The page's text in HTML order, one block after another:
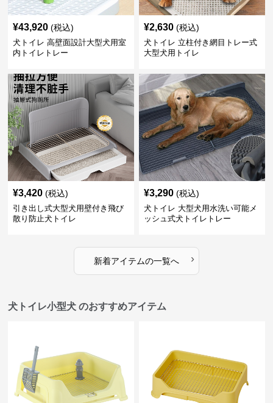
¥43,920 (税込)
犬トイレ 高壁面設計大型犬用室
内トイレトレー
¥2,630 (税込)
犬トイレ 立柱付き網目トレー式
大型犬用トイレ
¥3,420 (税込)
引き出し式大型犬用壁付き飛び
散り防止犬トイレ
¥3,290 (税込)
犬トイレ 大型犬用水洗い可能メ
ッシュ式犬トイレトレー
新着アイテムの一覧へ ›
犬トイレ小型犬 のおすすめアイテム